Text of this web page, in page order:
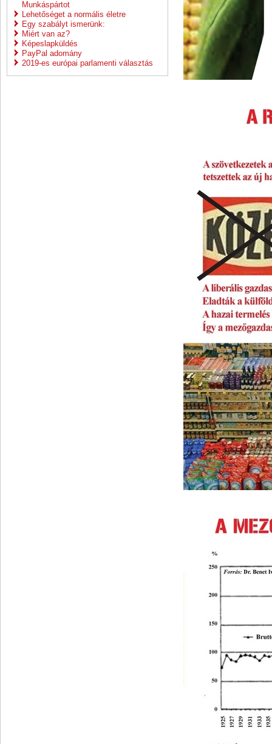
Munkáspártot
Lehetőséget a normális életre
Egy szabályt ismerünk:
Miért van az?
Képeslapküldés
PayPal adomány
2019-es európai parlamenti választás